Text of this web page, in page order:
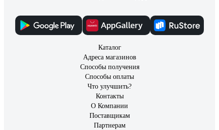
Каталог
Адреса магазинов
Способы получения
Способы оплаты
Что улучшить?
Контакты
О Компании
Поставщикам
Партнерам